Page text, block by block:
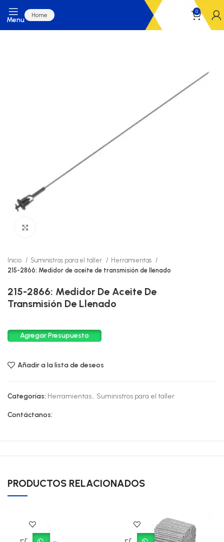
Menu
Home
0
Inicio Suministros para el taller
Herramientas
215-2866: Medidor de aceite de transmisión de llenado
215-2866: Medidor De Aceite De
Transmisión De Llenado
Agregar Presupuesto
Añadir a la lista de deseos
Categorías: Herramientas, Suministros para el taller
Contáctanos:
PRODUCTOS RELACIONADOS